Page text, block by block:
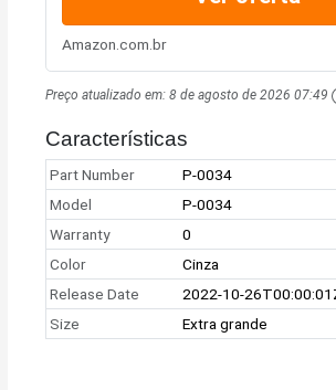
Amazon.com.br
Preço atualizado em:8 de agosto de 2026 07:49
Características
Part Number
P-0034
Model
P-0034
Warranty
0
Color
Cinza
Release Date
2022-10-
Size
Extra grande